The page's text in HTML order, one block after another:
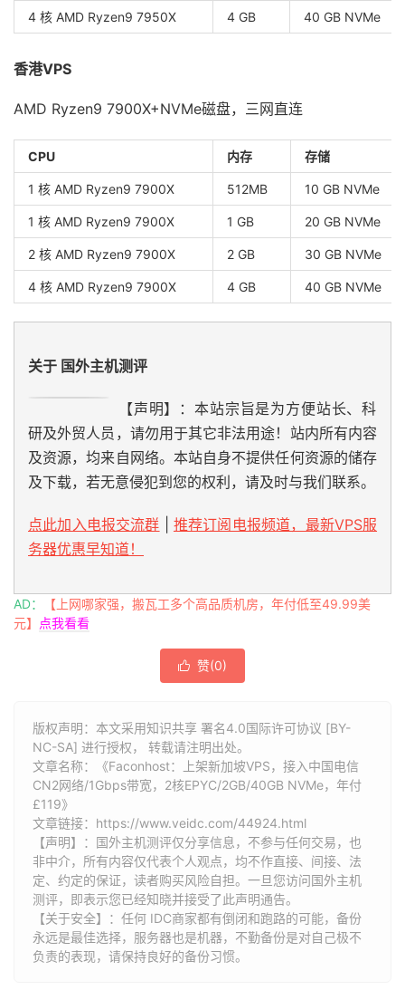
4 核 AMD Ryzen9 7950X 4 GB 40 GB NVMe
香港VPS
AMD Ryzen9 7900X+NVMe磁盘，三网直连
CPU 内存 存储
1 核 AMD Ryzen9 7900X 512MB 10 GB NVMe
1 核 AMD Ryzen9 7900X 1 GB 20 GB NVMe
2 核 AMD Ryzen9 7900X 2 GB 30 GB NVMe
4 核 AMD Ryzen9 7900X 4 GB 40 GB NVMe
关于 国外主机测评
【声明】：本站宗旨是为方便站长、科
研及外贸人员，请勿用于其它非法用途！站内所有内容
及资源，均来自网络。本站自身不提供任何资源的储存
及下载，若无意侵犯到您的权利，请及时与我们联系。
点此加入电报交流群
推荐订阅电报频道，最新VPS服
务器优惠早知道！
AD：
【上网哪家强，搬瓦工多个高品质机房，年付低至49.99美
元】
点我看看
 赞(0)
版权声明：本文采用知识共享 署名4.0国际许可协议 [BY-
NC-SA] 进行授权， 转载请注明出处。
文章名称：《Faconhost：上架新加坡VPS，接入中国电信
CN2网络/1Gbps带宽，2核EPYC/2GB/40GB NVMe，年付
£119》
文章链接： https://www.veidc.com/44924.html
【声明】：国外主机测评仅分享信息，不参与任何交易，也
非中介，所有内容仅代表个人观点，均不作直接、间接、法
定、约定的保证，读者购买风险自担。一旦您访问国外主机
测评，即表示您已经知晓并接受了此声明通告。
【关于安全】：任何 IDC商家都有倒闭和跑路的可能，备份
永远是最佳选择，服务器也是机器，不勤备份是对自己极不
负责的表现，请保持良好的备份习惯。